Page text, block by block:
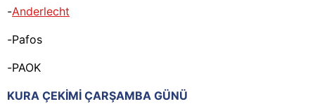
-Anderlecht
-Pafos
-PAOK
KURA ÇEKİMİ ÇARŞAMBA GÜNÜ